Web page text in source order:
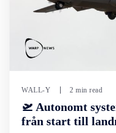
WALL-Y 2 min read
🛫 Autonomt
från start till